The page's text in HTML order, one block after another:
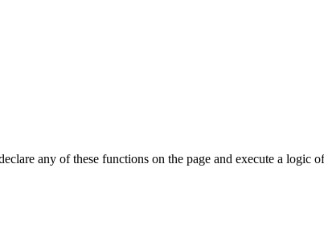
any of these functions on the page and execute a logic